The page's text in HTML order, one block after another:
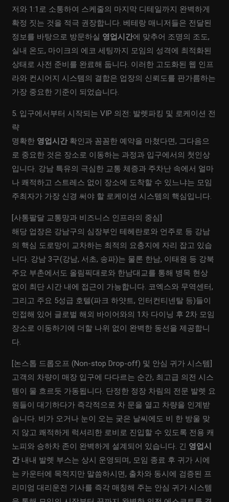
저와 1:1로 소통하여 스케줄의 마지막 디테일까지 완벽하게
확정 짓는 것을 적극 권장합니다. 베테랑 매니저들은 전달된
정보를 바탕으로 방문하실 영업시간에 맞추어 조명의 조도,
실내 온도, 마이크의 에코 세팅까지 모임의 성격에 최적화된
상태로 사전 준비를 완료해 둡니다. 이러한 고도화된 웹 인프
라와 컨시어지 시스템의 결합은 업장의 신뢰도를 판가름하는
가장 중요한 기준이 되었습니다.
5. 입구에서부터 시작되는 VIP 의전: 발렛파킹 및 로케이션 전
략
명확한 영업시간확인과 꼼꼼한 예약을 마쳤다면, 그다음으
로 중요한 것은 장소로 이동하는 과정과 입구에서의 첫인상
입니다. 강남 특유의 극심한 교통 체증과 주차난 속에서 얼마
나 쾌적하고 스트레스 없이 장소에 도착할 수 있느냐는 모임
주최자가 가장 신경 써야 할 로케이션 시스템의 핵심입니다.
[사통팔달 교통망과 비즈니스 인프라의 중심]
해당 업장은 강남구의 심장부인 테헤란로와 언주로 등 강남
의 핵심 도로망이 교차하는 최적의 요충지에 자리 잡고 있습
니다. 강남 3구(강남, 서초, 송파)는 물론 한남, 이태원 등 강북
주요 부촌에서도 올림픽대로와 한남대교를 통해 병목 현상
없이 최단 시간 내에 접근이 가능합니다. 코엑스와 무역센터,
그리고 주요 5성급 호텔(파크 하얏트, 인터컨티넨탈 등)들이
인접해 있어 글로벌 해외 바이어와의 1차 다이닝 후 2차 모임
장소로 이동하기에 더할 나위 없이 완벽한 동선을 제공합니
다.
[논스톱 드롭오프 (Non-stop Drop-off) 및 안심 귀가 시스템]
고객의 차량이 매장 입구에 다다르는 순간, 최고급 의전 시스
템이 물 흐르듯 가동됩니다. 단정한 정장 차림의 전문 발렛 요
원들이 대기하다가 즉각적으로 차 문을 열고 차량을 인계받
습니다. 비가 오거나 눈이 오는 궂은 날씨에도 비 한 방울 맞
지 않고 쾌적하게 럭셔리한 로비로 진입할 수 있도록 전용 캐
노피와 승하차 존이 완벽하게 설계되어 있습니다. 긴 영업시
간내내 발렛 부스는 상시 운영되며, 모임 종료 후 귀가 시에
는 카운터에 목적지만 말씀하시면, 출차와 동시에 검증된 프
리미엄 대리운전 기사를 즉각 매칭해 주는 안심 귀가 시스템